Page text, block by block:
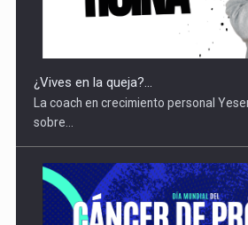
¿Vives en la queja?...
La coach en crecimiento personal
sobre...